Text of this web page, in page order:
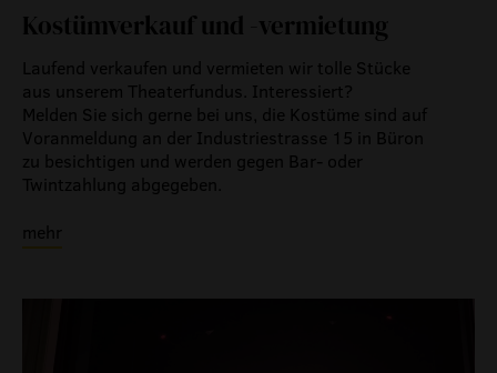
Kostümverkauf und -vermietung
Laufend verkaufen und vermieten wir tolle Stücke
aus unserem Theaterfundus. Interessiert?
Melden Sie sich gerne bei uns, die Kostüme sind auf
Voranmeldung an der Industriestrasse 15 in Büron
zu besichtigen und werden gegen Bar- oder
Twintzahlung abgegeben.
mehr